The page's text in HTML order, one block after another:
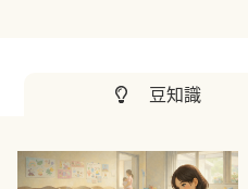
豆知識